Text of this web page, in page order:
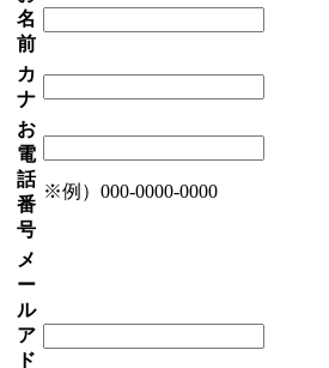
名
前
カ
ナ
お
電
話
番
号
※例）000-0000-0000
メ
ー
ル
ア
ド